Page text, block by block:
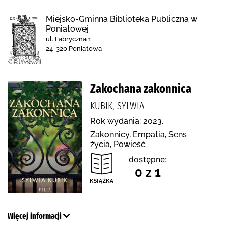
Miejsko-Gminna Biblioteka Publiczna w
Poniatowej
ul. Fabryczna 1
24-320 Poniatowa
Zakochana zakonnica
KUBIK, SYLWIA
Rok wydania: 2023.
Zakonnicy, Empatia, Sens
życia, Powieść
dostępne:
0 z 1
Więcej informacji